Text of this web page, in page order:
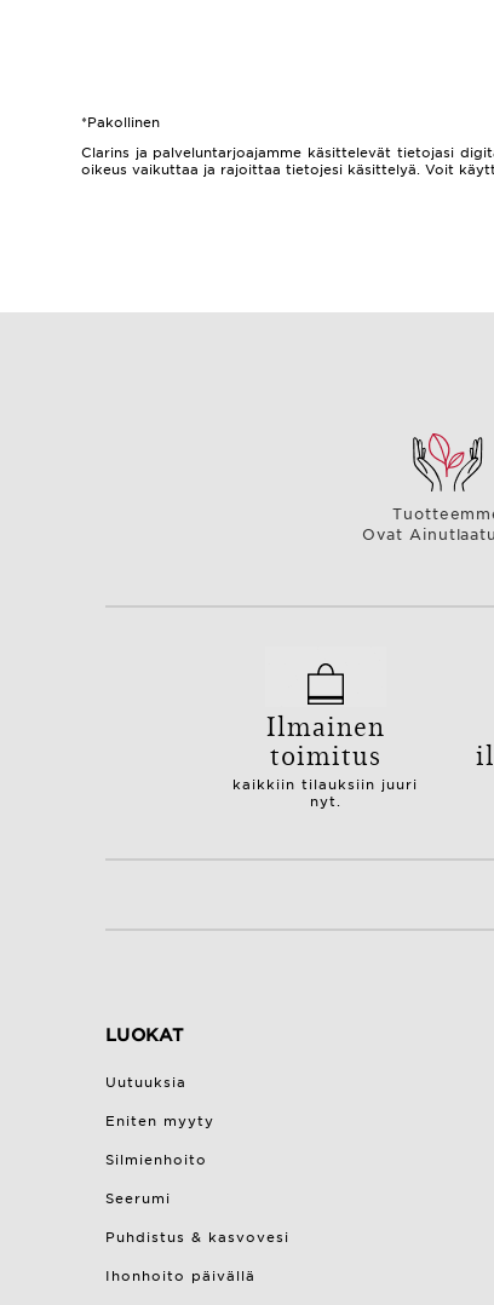
*Pakollinen
Clarins ja palveluntarjoajamme käsittelevät tietojasi
oikeus vaikuttaa ja rajoittaa tietojesi käsittelyä. Voit
Ovat
Ilmainen
toimitus
kaikkiin tilauksiin juuri
nyt.
LUOKAT
Uutuuksia
Eniten myyty
Silmienhoito
Seerumi
Puhdistus & kasvovesi
Ihonhoito päivällä